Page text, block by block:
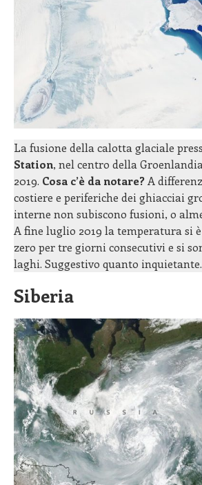
La fusione della calotta glaciale
Station, nel centro della
2019. Cosa c’è da notare? A
costiere e periferiche dei ghiacciai
interne non subiscono fusioni, o
A fine luglio 2019 la temperatura si
zero per tre giorni consecutivi e si
laghi. Suggestivo quanto inquietante.
Siberia